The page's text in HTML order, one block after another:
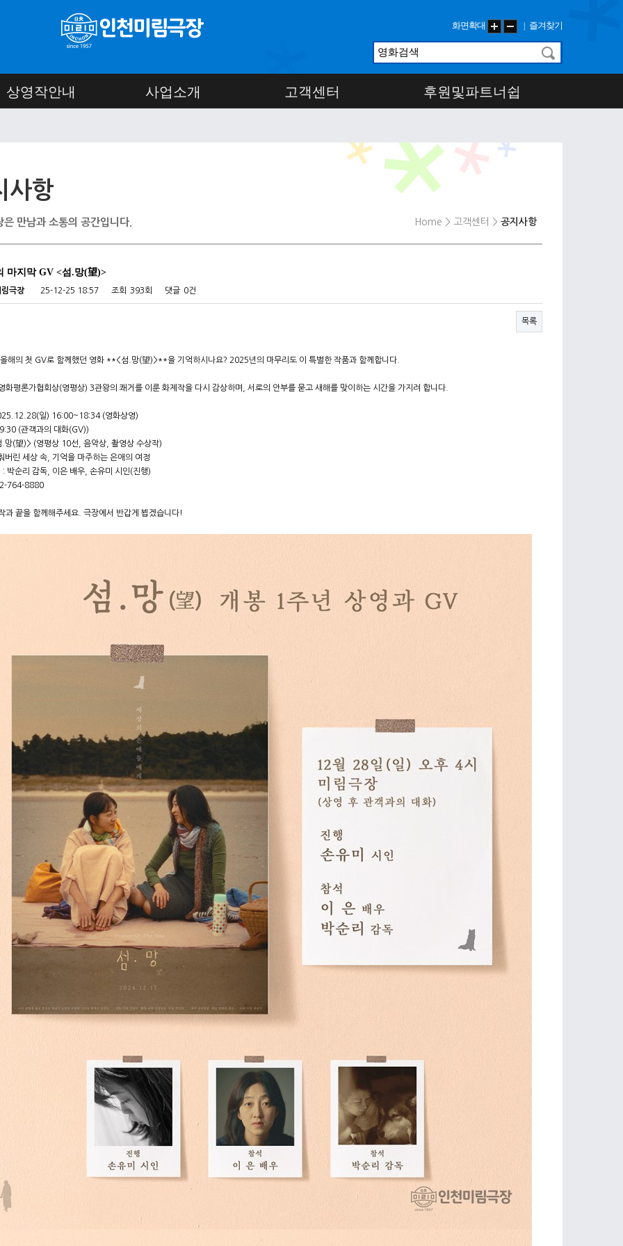
화면확대 즐겨찾기
상영작안내 사업소개 고객센터 후원및파트너쉽
사항
은 만남과 소통의 공간입니다. Home > 고객센터 > 공지사항
마지막 GV <섬.망(望)>
림극장 25-12-25 18:57 조회 393회 댓글 0건
목록
해의 첫 GV로 함께했던 영화 **<섬.망(望)>**을 기억하시나요? 2025년의 마무리도 이 특별한 작품과 함께합니다.
화평론가협회상(영평상) 3관왕의 쾌거를 이룬 화제작을 다시 감상하며, 서로의 안부를 묻고 새해를 맞이하는 시간을 가지려 합니다.
일) 16:00~18:34 (영화상영)
(관객과의 대화(GV))
망(望)> (영평상 10선, 음악상, 촬영상 수상작)
버린 세상 속, 기억을 마주하는 은애의 여정
박순리 감독, 이은 배우, 손유미 시인(진행)
764-8880
과 끝을 함께해주세요. 극장에서 반갑게 뵙겠습니다!